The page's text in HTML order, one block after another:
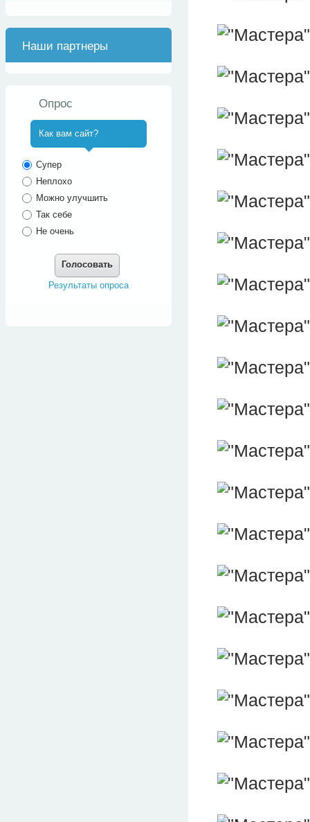
Наши партнеры
Опрос
Как вам сайт?
Супер
Неплохо
Можно улучшить
Так себе
Не очень
Голосовать
Результаты опроса